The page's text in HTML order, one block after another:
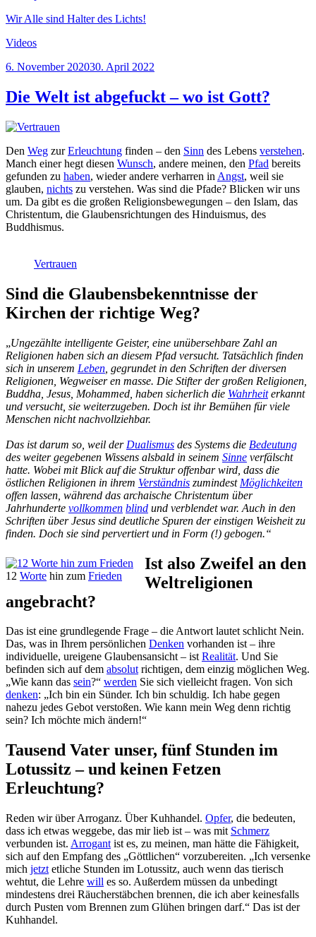
Wir Alle sind Halter des Lichts!
Videos
Veröffentlicht
6. November 202030. April 2022
Die Welt ist abgefuckt – wo ist Gott?
Den Weg zurErleuchtung finden – den Sinn des Lebens verstehen.
Manch einer hegt diesen Wunsch, andere meinen, den Pfad bereits
gefunden zu haben, wieder andere verharren in Angst, weil sie
glauben, nichts zu verstehen. Was sind die Pfade? Blicken wir uns
um. Da gibt es die großen Religionsbewegungen – den Islam, das
Christentum, die Glaubensrichtungen des Hinduismus, des
Buddhismus.
Vertrauen
Sind die Glaubensbekenntnisse der
Kirchen der richtige Weg?
„Ungezählte intelligente Geister, eine unübersehbare Zahl an
Religionen haben sich an diesem Pfad versucht. Tatsächlich finden
sich in unserem Leben , gegrundet in den Schriften der diversen
Religionen, Wegweiser en masse. Die Stifter der großen Religionen,
Buddha, Jesus, Mohammed, haben sicherlich die Wahrheiterkannt
und versucht, sie weiterzugeben. Doch ist ihr Bemühen für viele
Menschen nicht nachvollziehbar.
Das ist darum so, weil der Dualismus des Systems die Bedeutung
des weiter gegebenen Wissens alsbald in seinem Sinne verfälscht
hatte. Wobei mit Blick auf die Struktur offenbar wird, dass die
östlichen Religionen in ihrem Verständnis zumindest Möglichkeiten
offen lassen, während das archaische Christentum über
Jahrhunderte vollkommen blind und verblendet war. Auch in den
Schriften über Jesus sind deutliche Spuren der einstigen Weisheit zu
finden. Doch sie sind pervertiert und in Form (!) gebogen.“
12 Worte hin zum Frieden
Ist also Zweifel an den
Weltreligionen
angebracht?
Das ist eine grundlegende Frage – die Antwort lautet schlicht Nein.
Das, was in Ihrem persönlichen Denken vorhanden ist – ihre
individuelle, ureigene Glaubensansicht – istRealität. Und Sie
befinden sich auf dem absolutrichtigen, dem einzig möglichen Weg.
„Wie kann das sein?“ werden Sie sich vielleicht fragen. Von sich
denken: „Ich bin ein Sünder. Ich bin schuldig. Ich habe gegen
nahezu jedes Gebot verstoßen. Wie kann mein Weg denn richtig
sein? Ich möchte mich ändern!“
Tausend Vater unser, fünf Stunden im
Lotussitz – und keinen Fetzen
Erleuchtung?
Reden wir über Arroganz. Über Kuhhandel. Opfer, die bedeuten,
dass ich etwas weggebe, das mir lieb ist – was mit Schmerz
verbunden ist. Arrogant ist es, zu meinen, man hätte die Fähigkeit,
sich auf den Empfang des „Göttlichen“ vorzubereiten. „Ich versenke
mich jetzt etliche Stunden im Lotussitz, auch wenn das tierisch
wehtut, die Lehre will es so. Außerdem müssen da unbedingt
mindestens drei Räucherstäbchen brennen, die ich aber keinesfalls
durch Pusten vom Brennen zum Glühen bringen darf.“ Das ist der
Kuhhandel.